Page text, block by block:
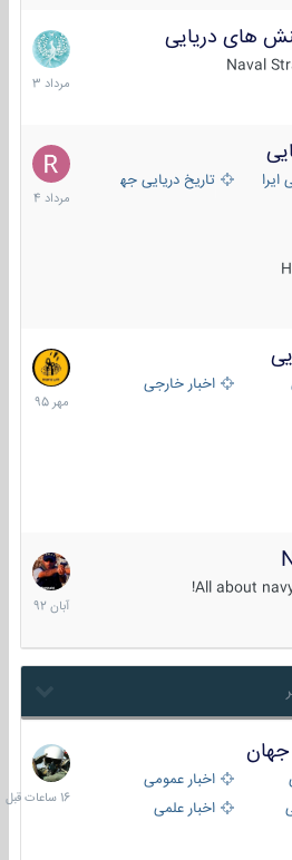
های دریایی
Naval
2
مرداد
1403
تاریخ دریایی جهان
16
مرداد
1404
اخبار خارجی
27
مهر
1395
All about
22
آبان
1392
اخبار عمومی
اخبار علمی
16
ساعات
قبل